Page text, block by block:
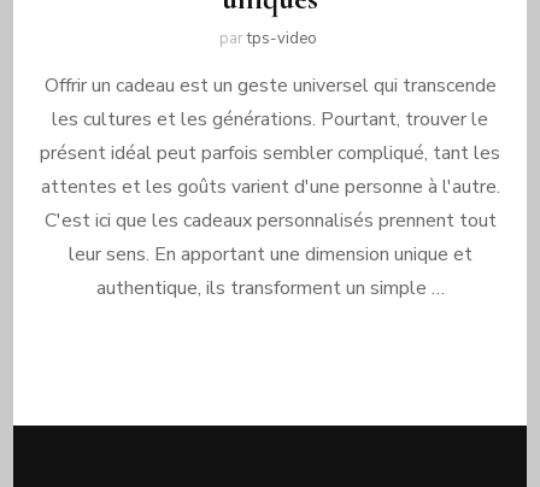
partps-video
Offrir un cadeau est un geste universel qui transcende
les cultures et les générations. Pourtant, trouver le
présent idéal peut parfois sembler compliqué, tant les
attentes et les goûts varient d'une personne à l'autre.
C'est ici que les cadeaux personnalisés prennent tout
leur sens. En apportant une dimension unique et
authentique, ils transforment un simple …